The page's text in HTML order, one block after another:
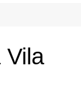
Vila